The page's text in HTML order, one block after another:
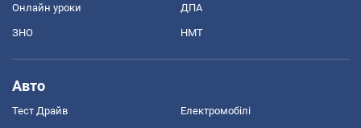
Онлайн уроки ДПА
ЗНО НМТ
Авто
Тест Драйв Електромобілі